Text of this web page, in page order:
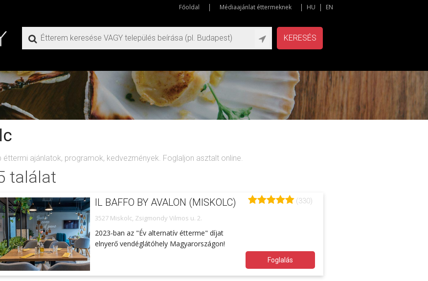
Főoldal Médiaajánlat éttermeknek HU EN
KERESÉS
ajánlatok, programok, kedvezmények. Foglaljon asztalt online.
találat
IL BAFFO BY AVALON (MISKOLC)
3527 Miskolc, Zsigmondy Vilmos u. 2.
2023-ban az "Év alternatív étterme" díjat
elnyerő vendéglátóhely Magyarországon!
(330)
Foglalás